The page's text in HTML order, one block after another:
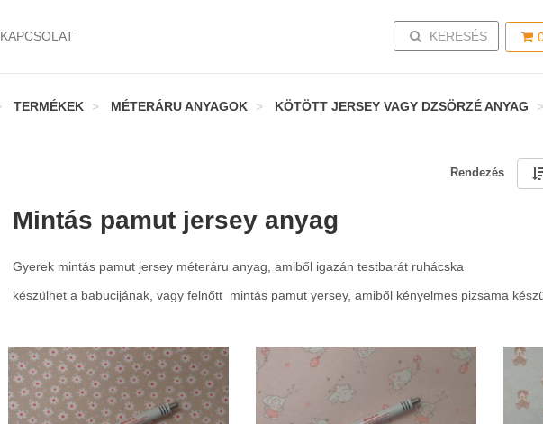
KAPCSOLAT TOGGLE SEARCH
KERESÉS
TERMÉKEK MÉTERÁRU ANYAGOK KÖTÖTT JERSEY VAGY DZSÖRZÉ ANYAG
Rendezés
Mintás pamut jersey anyag
Gyerek mintás pamut jersey méteráru anyag, amiből igazán testbarát ruhácska
készülhet a babucijának, vagy felnőtt mintás pamut yersey, amiből kényelmes pizsama